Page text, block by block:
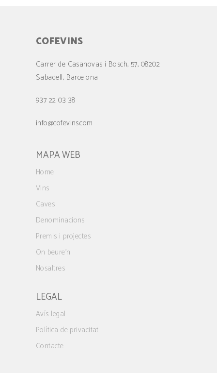
COFEVINS
Carrer de Casanovas i Bosch, 57, 08202
Sabadell, Barcelona
937 22 03 38
info@cofevins.com
MAPA WEB
Home
Vins
Caves
Denominacions
Premis i projectes
On beure’n
Nosaltres
LEGAL
Avís legal
Política de privacitat
Contacte